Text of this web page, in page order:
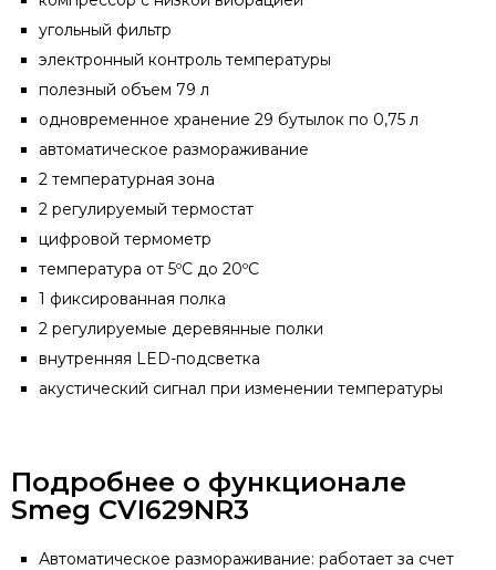
угольный фильтр
электронный контроль температуры
полезный объем 79 л
одновременное хранение 29 бутылок по 0,75 л
автоматическое размораживание
2 температурная зона
2 регулируемый термостат
цифровой термометр
температура от 5ºС до 20ºС
1 фиксированная полка
2 регулируемые деревянные полки
внутренняя LED-подсветка
акустический сигнал при изменении температуры
Подробнее о функционале
Smeg CVI629NR3
Автоматическое размораживание: работает за счет